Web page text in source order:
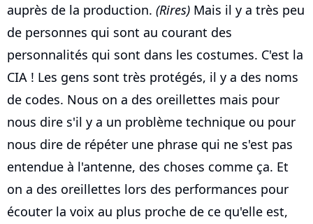
auprès de la production. (Rires) Mais il y a très peu
de personnes qui sont au courant des
personnalités qui sont dans les costumes. C'est la
CIA ! Les gens sont très protégés, il y a des noms
de codes. Nous on a des oreillettes mais pour
nous dire s'il y a un problème technique ou pour
nous dire de répéter une phrase qui ne s'est pas
entendue à l'antenne, des choses comme ça. Et
on a des oreillettes lors des performances pour
écouter la voix au plus proche de ce qu'elle est,